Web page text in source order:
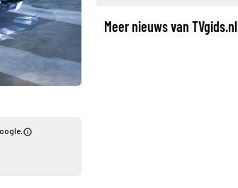
Meer nieuws van TVgids.nl